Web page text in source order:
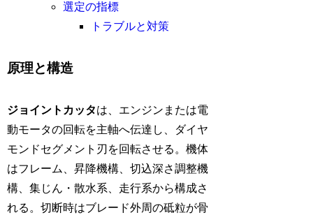
選定の指標
トラブルと対策
原理と構造
ジョイントカッタは、エンジンまたは電
動モータの回転を主軸へ伝達し、ダイヤ
モンドセグメント刃を回転させる。機体
はフレーム、昇降機構、切込深さ調整機
構、集じん・散水系、走行系から構成さ
れる。切断時はブレード外周の砥粒が骨